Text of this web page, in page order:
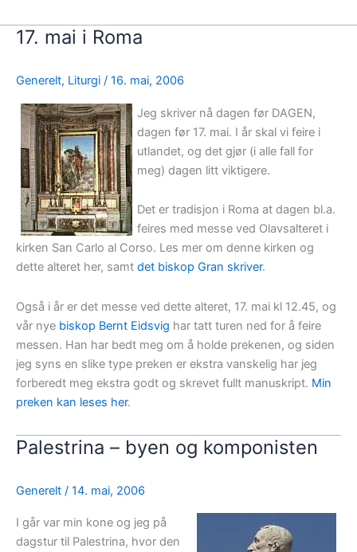
17. mai i Roma
Generelt, Liturgi / 16. mai, 2006
Jeg skriver nå dagen før DAGEN,
dagen før 17. mai. I år skal vi feire i
utlandet, og det gjør (i alle fall for
meg) dagen litt viktigere.
Det er tradisjon i Roma at dagen bl.a.
feires med messe ved Olavsalteret i
kirken San Carlo al Corso. Les mer om denne kirken og
dette alteret her, samt det biskop Gran skriver.
Også i år er det messe ved dette alteret, 17. mai kl 12.45, og
vår nye biskop Bernt Eidsvig har tatt turen ned for å feire
messen. Han har bedt meg om å holde prekenen, og siden
jeg syns en slike type preken er ekstra vanskelig har jeg
forberedt meg ekstra godt og skrevet fullt manuskript. Min
preken kan leses her.
Palestrina – byen og komponisten
Generelt / 14. mai, 2006
I går var min kone og jeg på
dagstur til Palestrina, hvor den